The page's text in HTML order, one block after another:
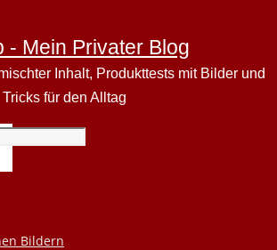
- Mein Privater Blog
Inhalt, Produkttests mit Bilder und
für den Alltag
Bildern